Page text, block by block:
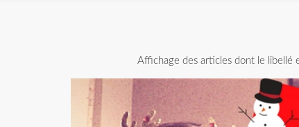
Affichage des articles dont le libellé